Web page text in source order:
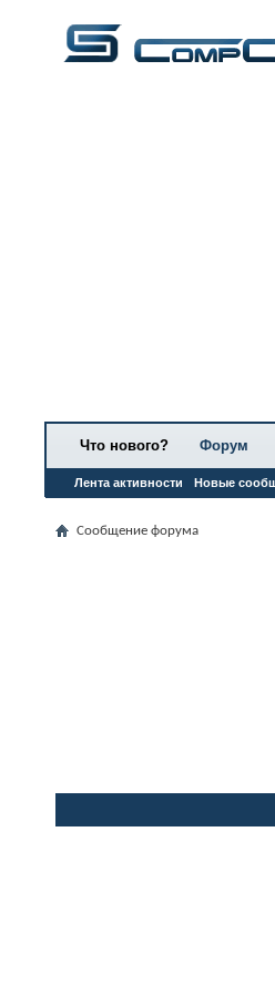
Что нового?
Лента активности Новые
Форум
Сообщение форума